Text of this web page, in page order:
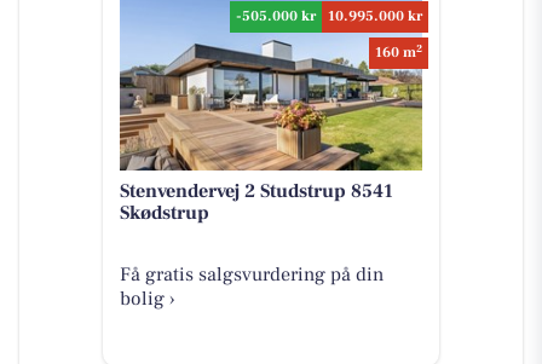
-505.000 kr
10.995.000 kr
160 m2
Stenvendervej 2 Studstrup 8541
Skødstrup
Få gratis salgsvurdering på din
bolig ›